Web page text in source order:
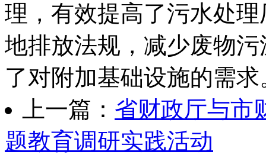
理，有效提高了污水处
地排放法规，减少废物
了对附加基础设施的需求
上一篇： 省财政厅与市
题教育调研实践活动